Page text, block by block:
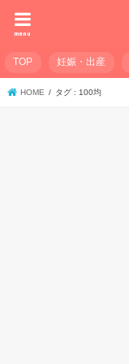
menu
TOP 妊娠・出産
HOME タグ : 100均